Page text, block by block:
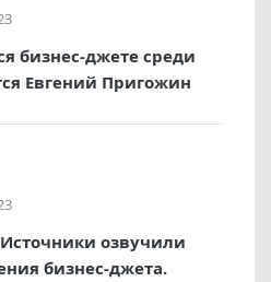
бизнес-джете среди
Евгений Пригожин
озвучили
бизнес-джета.